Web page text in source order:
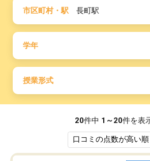
市区町村・駅 長町駅
学年
授業形式
20件中 1～20件を表